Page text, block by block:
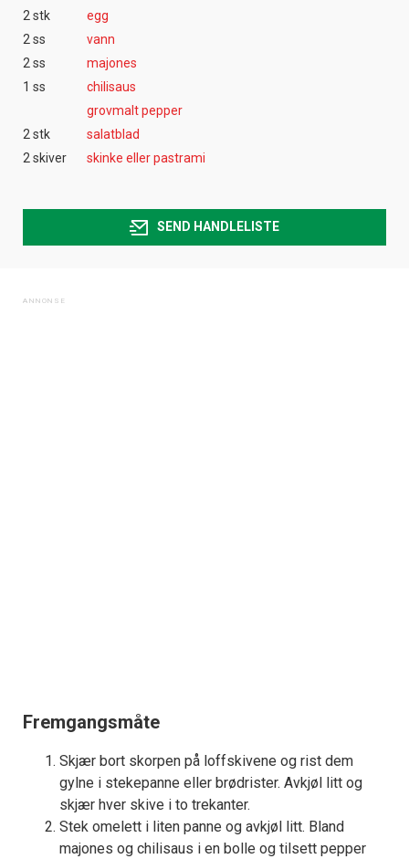
2 stk
egg
2 ss
vann
2 ss
majones
1 ss
chilisaus
grovmalt pepper
2 stk
salatblad
2 skiver
skinke eller pastrami
SEND HANDLELISTE
Fremgangsmåte
Skjær bort skorpen på loffskivene og rist dem
gylne i stekepanne eller brødrister. Avkjøl litt og
skjær hver skive i to trekanter.
Stek omelett i liten panne og avkjøl litt. Bland
majones og chilisaus i en bolle og tilsett pepper